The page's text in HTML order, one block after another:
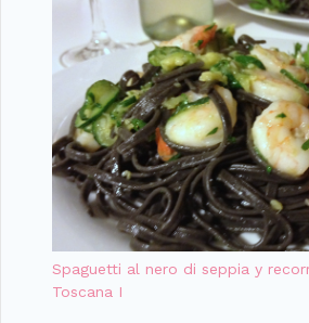
Spaguetti al nero di seppia y
Toscana I